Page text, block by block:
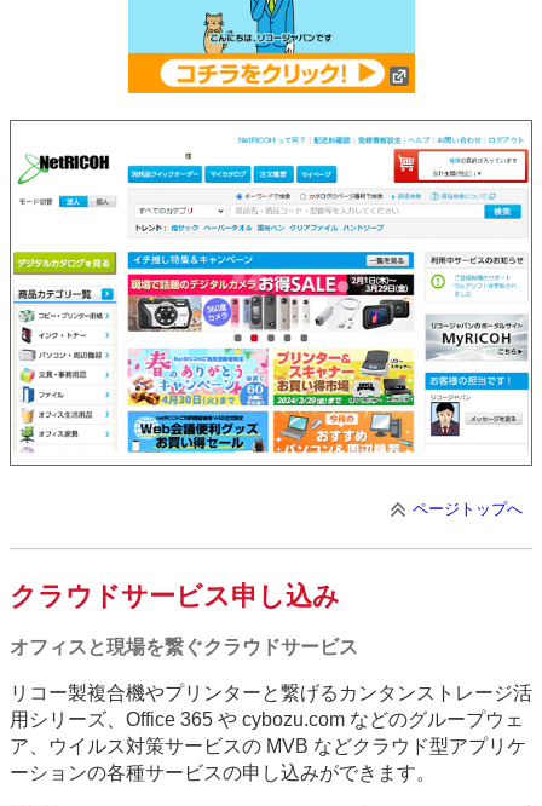
ページトップへ
クラウドサービス申し込み
オフィスと現場を繋ぐクラウドサービス
リコー製複合機やプリンターと繋げるカンタンストレージ活
用シリーズ、Office 365 や cybozu.com などのグループウェ
ア、ウイルス対策サービスの MVB などクラウド型アプリケ
ーションの各種サービスの申し込みができます。